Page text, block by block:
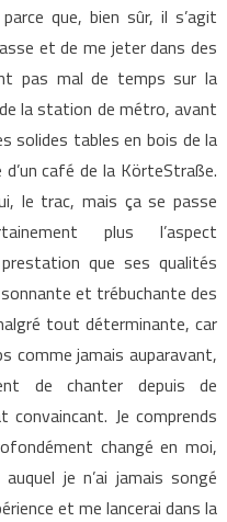
que, bien sûr, il s’agit
et de me jeter dans des
pas mal de temps sur la
la station de métro, avant
solides tables en bois de la
café de la KörteStraße.
le trac, mais ça se passe
plus l’aspect
que ses qualités
et trébuchante des
tout déterminante, car
comme jamais auparavant,
de chanter depuis de
convaincant. Je comprends
changé en moi,
je n’ai jamais songé
et me lancerai dans la